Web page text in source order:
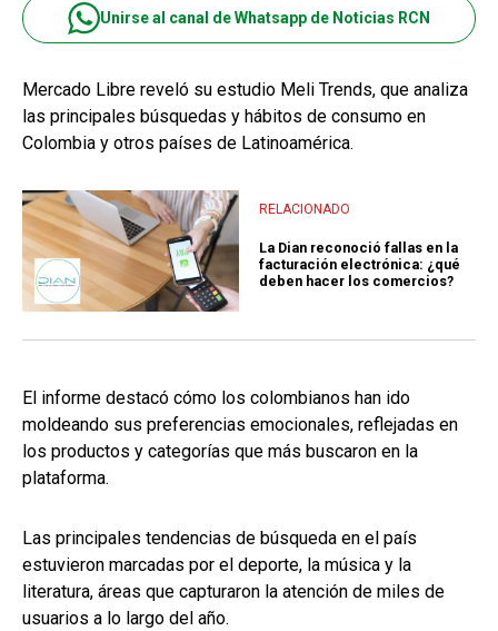
Unirse al canal de Whatsapp de Noticias RCN
Mercado Libre reveló su estudio Meli Trends, que analiza
las principales búsquedas y hábitos de consumo en
Colombia y otros países de Latinoamérica.
RELACIONADO
La Dian reconoció fallas en la
facturación electrónica: ¿qué
deben hacer los comercios?
El informe destacó cómo los colombianos han ido
moldeando sus preferencias emocionales, reflejadas en
los productos y categorías que más buscaron en la
plataforma.
Las principales tendencias de búsqueda en el país
estuvieron marcadas por el deporte, la música y la
literatura, áreas que capturaron la atención de miles de
usuarios a lo largo del año.